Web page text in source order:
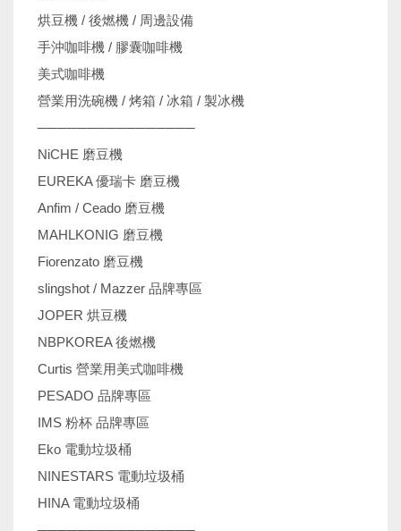
烘豆機 / 後燃機 / 周邊設備
手沖咖啡機 / 膠囊咖啡機
美式咖啡機
營業用洗碗機 / 烤箱 / 冰箱 / 製冰機
────────────────
NiCHE 磨豆機
EUREKA 優瑞卡 磨豆機
Anfim / Ceado 磨豆機
MAHLKONIG 磨豆機
Fiorenzato 磨豆機
slingshot / Mazzer 品牌專區
JOPER 烘豆機
NBPKOREA 後燃機
Curtis 營業用美式咖啡機
PESADO 品牌專區
IMS 粉杯 品牌專區
Eko 電動垃圾桶
NINESTARS 電動垃圾桶
HINA 電動垃圾桶